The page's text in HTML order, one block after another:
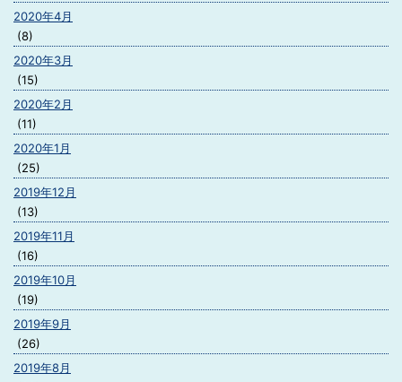
2020年4月
(8)
2020年3月
(15)
2020年2月
(11)
2020年1月
(25)
2019年12月
(13)
2019年11月
(16)
2019年10月
(19)
2019年9月
(26)
2019年8月